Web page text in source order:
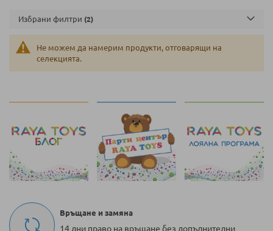
Не можем да намерим продукти, отговарящи на
селекцията.
Избрани филтри
Връщане и замяна
14 дни право на връщане без допълнителни